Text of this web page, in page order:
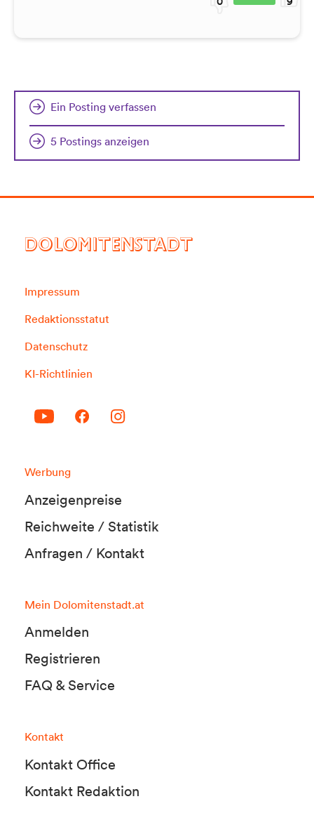
Ein Posting verfassen
5 Postings anzeigen
DOLOMITENSTADT
Impressum
Redaktionsstatut
Datenschutz
KI-Richtlinien
Werbung
Anzeigenpreise
Reichweite / Statistik
Anfragen / Kontakt
Mein Dolomitenstadt.at
Anmelden
Registrieren
FAQ & Service
Kontakt
Kontakt Office
Kontakt Redaktion